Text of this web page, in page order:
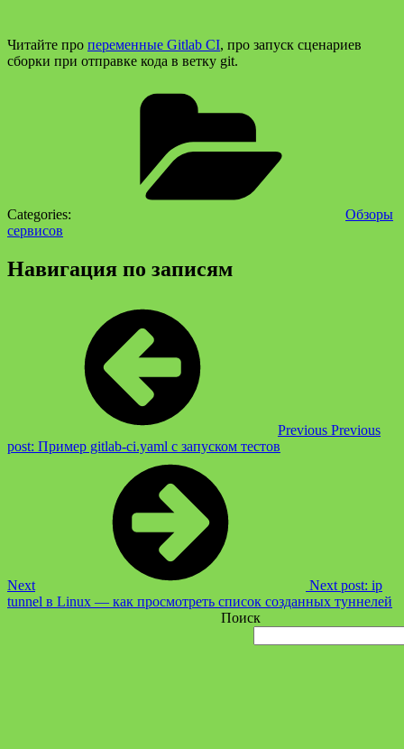
Читайте про переменные Gitlab CI, про запуск сценариев
сборки при отправке кода в ветку git.
Categories:
Обзоры
сервисов
Навигация по записям
Previous Previous
post: Пример gitlab-ci.yaml с запуском тестов
Next Next post: ip
tunnel в Linux — как просмотреть список созданных туннелей
Поиск